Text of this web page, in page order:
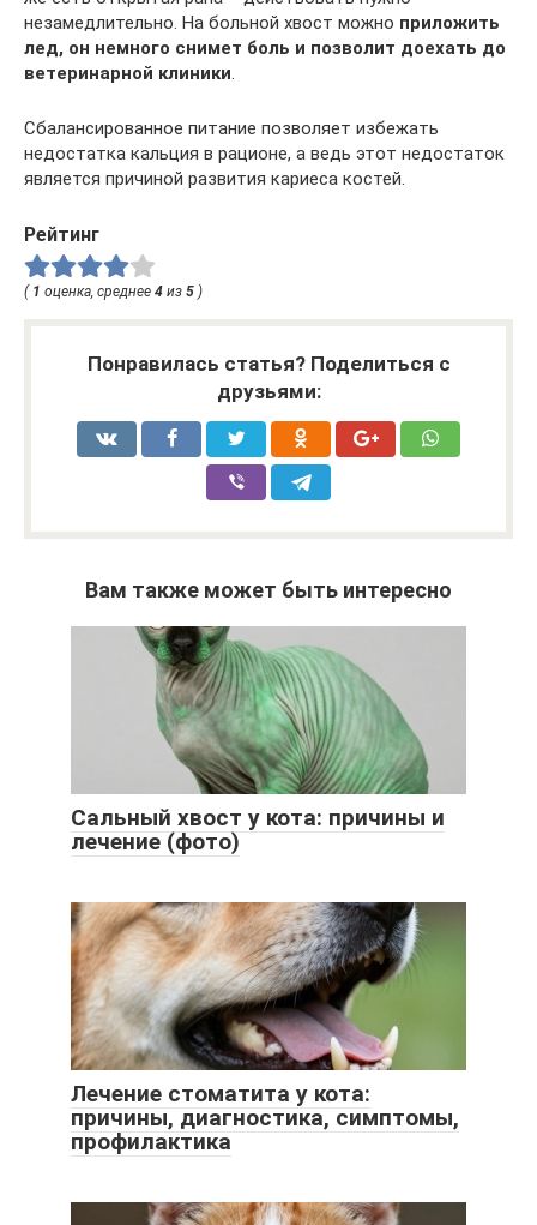
незамедлительно. На больной хвост можно приложить
лед, он немного снимет боль и позволит доехать до
ветеринарной клиники.
Сбалансированное питание позволяет избежать
недостатка кальция в рационе, а ведь этот недостаток
является причиной развития кариеса костей.
Рейтинг
( 1 оценка, среднее 4 из 5 )
Понравилась статья? Поделиться с
друзьями:
Вам также может быть интересно
Сальный хвост у кота: причины и
лечение (фото)
Лечение стоматита у кота:
причины, диагностика, симптомы,
профилактика